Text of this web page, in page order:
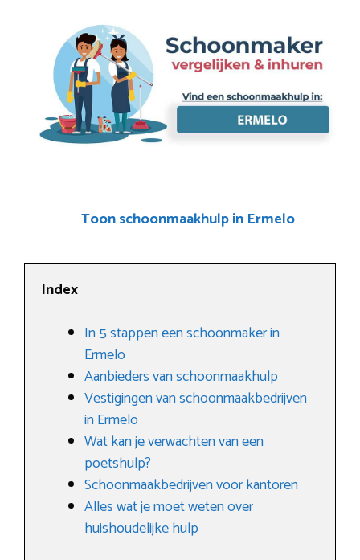
Toon schoonmaakhulp in Ermelo
Index
In 5 stappen een schoonmaker in
Ermelo
Aanbieders van schoonmaakhulp
Vestigingen van schoonmaakbedrijven
in Ermelo
Wat kan je verwachten van een
poetshulp?
Schoonmaakbedrijven voor kantoren
Alles wat je moet weten over
huishoudelijke hulp